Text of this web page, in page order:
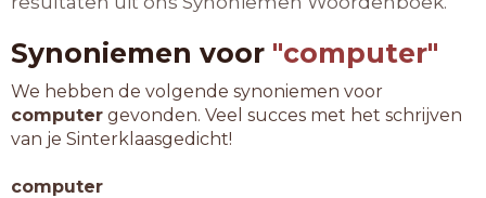
Synoniemen voor "computer"
We hebben de volgende synoniemen voor
computer gevonden. Veel succes met het schrijven
van je Sinterklaasgedicht!
computer